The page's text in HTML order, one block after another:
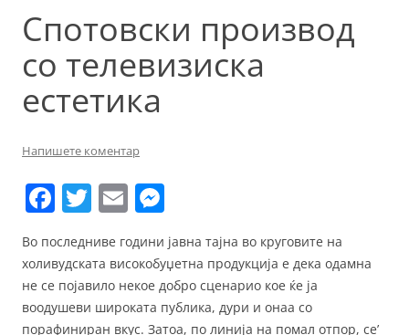
Спотовски производ
со телевизиска
естетика
Напишете коментар
F
c
e
b
T
itt
er
E
ai
l
e
ss
e
n
Во последниве години јавна тајна во круговите на
холивудската високобуџетна продукција е дека одамна
не се појавило некое добро сценарио кое ќе ја
воодушеви широката публика, дури и онаа со
порафиниран вкус. Затоа, по линија на помал отпор, се’